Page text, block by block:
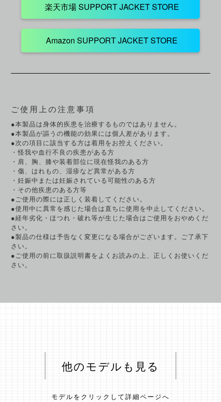
楽天市場 SUPPORT JACKET STORE
Amazon SUPPORT JACKET STORE
ご使用上の注意事項
●本製品は身体的疾患を治療するものではありません。
●本製品が謳うの機能の効果には個人差があります。
●次の項目に該当する方は着用をお控えください。
・怪我や血行不良の疾患がある方
・肩、胸、膝や装着部位に現在怪我のある方
・傷、はれもの、湿疹など異常がある方
・妊娠中または妊娠されている可能性のある方
・その他疾患のある方等
●ご使用の際には正しく装着してください。
●使用中に異常を感じた場合は直ちに使用を中止してください。
●経年劣化・ほつれ・破れ等が生じた場合はご使用をおやめくだ
さい。
●製品の仕様は予告なく変更になる場合がございます。ご了承下
さい。
●ご使用の前に取扱説明書をよくお読みの上、正しくお使いくだ
さい。
他のモデルも見る
モデルをクリックして詳細ページへ